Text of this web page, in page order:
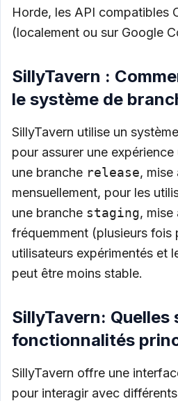
Horde, les API compatibles
(localement ou sur Google
SillyTavern :
le système de
SillyTavern utilise un
pour assurer une
une branche release, mise
mensuellement, pour les
une branche staging, mise
fréquemment (plusieurs fois
utilisateurs expérimentés et
peut être moins stable.
SillyTavern: Quelles
fonctionnalités
SillyTavern offre une
pour interagir avec